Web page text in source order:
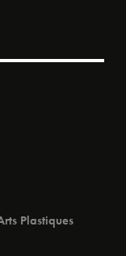
Plastiques